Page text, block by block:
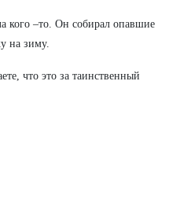
кого –то. Он собирал опавшие
на зиму.
что это за таинственный